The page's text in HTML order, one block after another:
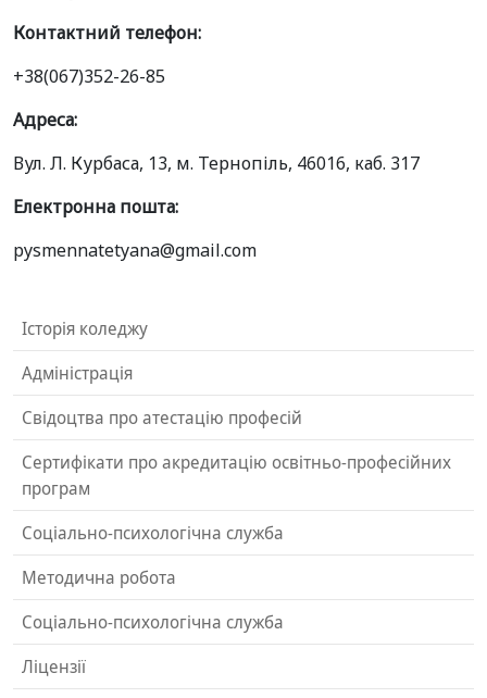
Контактний телефон:
+38(067)352-26-85
Адреса:
Вул. Л. Курбаса, 13, м. Тернопіль, 46016, каб. 317
Електронна пошта:
pysmennatetyana@gmail.com
Історія коледжу
Адміністрація
Свідоцтва про атестацію професій
Сертифікати про акредитацію освітньо-професійних
програм
Соціально-психологічна служба
Методична робота
Соціально-психологічна служба
Ліцензії